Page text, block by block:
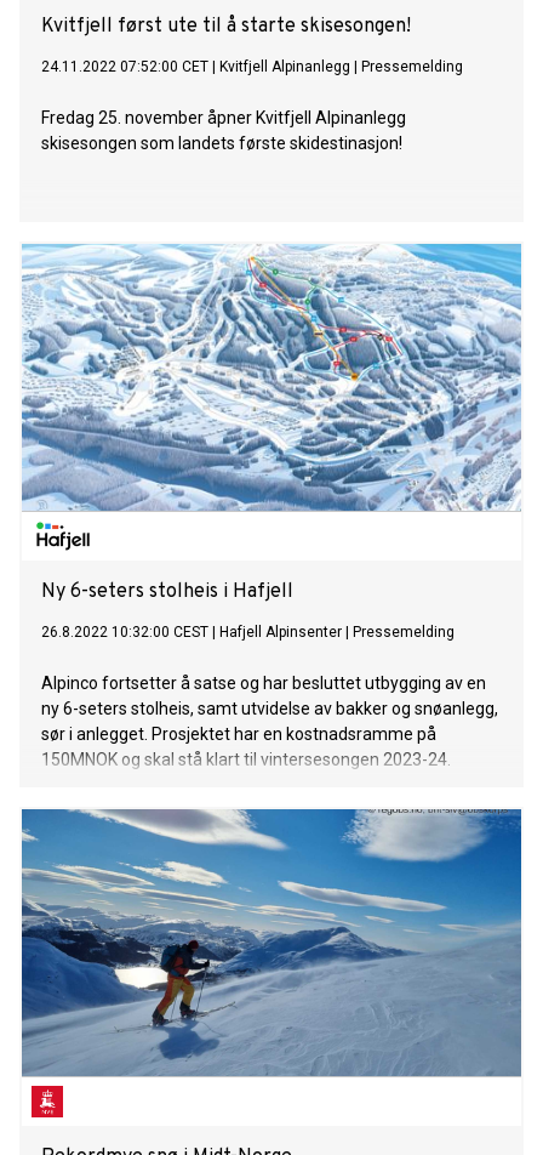
Kvitfjell først ute til å starte skisesongen!
24.11.2022 07:52:00 CET Kvitfjell Alpinanlegg Pressemelding
Fredag 25. november åpner Kvitfjell Alpinanlegg
skisesongen som landets første skidestinasjon!
Ny 6-seters stolheis i Hafjell
26.8.2022 10:32:00 CEST Hafjell Alpinsenter Pressemelding
Alpinco fortsetter å satse og har besluttet utbygging av en
ny 6-seters stolheis, samt utvidelse av bakker og snøanlegg,
sør i anlegget. Prosjektet har en kostnadsramme på
150MNOK og skal stå klart til vintersesongen 2023-24.